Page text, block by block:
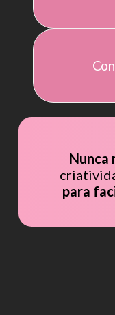
Nunca
para